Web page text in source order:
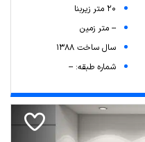
20 متر زیربنا
-- متر زمین
سال ساخت 1388
شماره طبقه: --